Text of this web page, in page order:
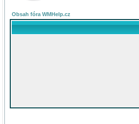
Obsah fóra WMHelp.cz